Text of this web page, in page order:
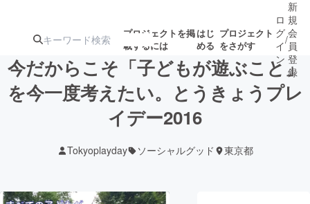
プロジェクトを掲
載するには
はじ
める
プロジェクト
をさがす
注目の新着プロ募集終了が近いプ
ロ
グ
イ
ン
/
新
規
会
員
登
録
今だからこそ「子どもが遊ぶこと」
を今一度考えたい。とうきょうプレ
イデー2016
Tokyoplayday ソーシャルグッド 東京都